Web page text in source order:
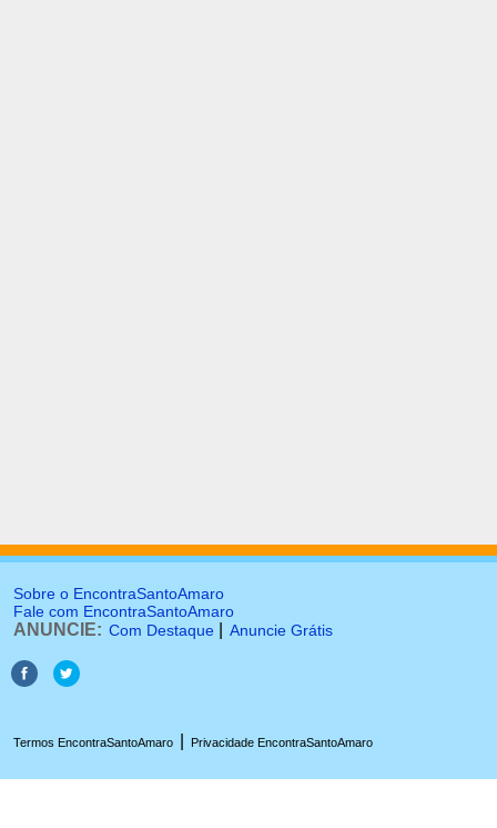
Sobre o EncontraSantoAmaro
Fale com EncontraSantoAmaro
ANUNCIE: Com Destaque Anuncie Grátis
Termos EncontraSantoAmaro Privacidade EncontraSantoAmaro